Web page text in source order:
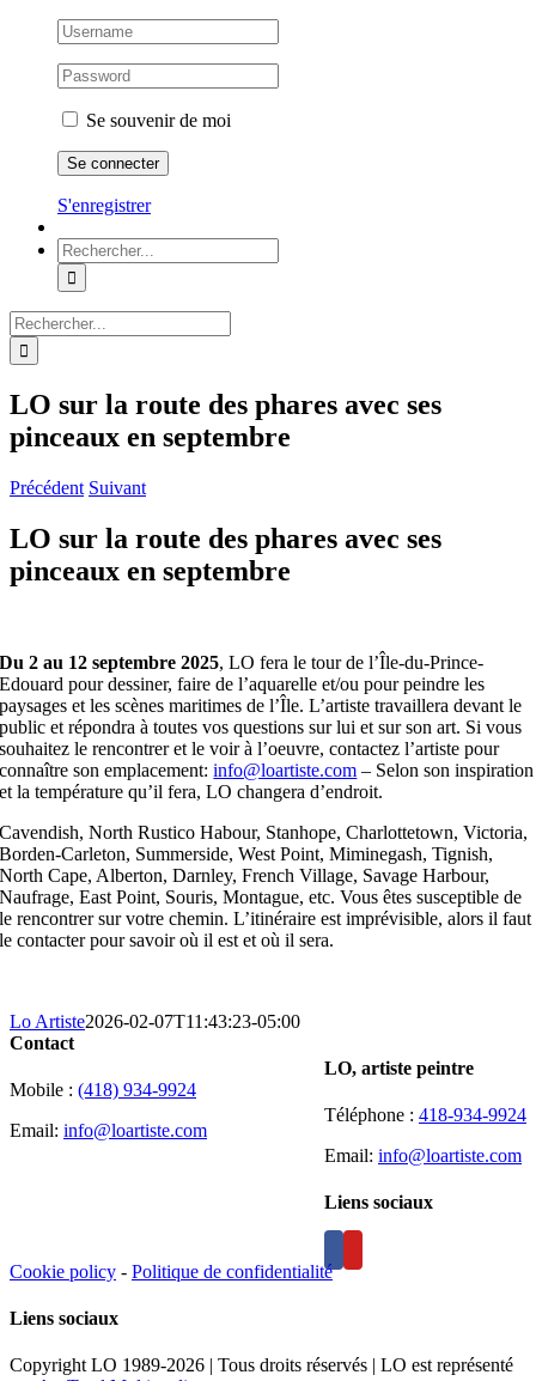
Se souvenir de moi
S'enregistrer
Rechercher:
Rechercher:
LO sur la route des phares avec ses
pinceaux en septembre
Précédent Suivant
LO sur la route des phares avec ses
pinceaux en septembre
Du 2 au 12 septembre 2025, LO fera le tour de l’Île-du-Prince-
Edouard pour dessiner, faire de l’aquarelle et/ou pour peindre les
paysages et les scènes maritimes de l’Île. L’artiste travaillera devant le
public et répondra à toutes vos questions sur lui et sur son art. Si vous
souhaitez le rencontrer et le voir à l’oeuvre, contactez l’artiste pour
connaître son emplacement:info@loartiste.com – Selon son inspiration
et la température qu’il fera, LO changera d’endroit.
Cavendish, North Rustico Habour, Stanhope, Charlottetown, Victoria,
Borden-Carleton, Summerside, West Point, Miminegash, Tignish,
North Cape, Alberton, Darnley, French Village, Savage Harbour,
Naufrage, East Point, Souris, Montague, etc. Vous êtes susceptible de
le rencontrer sur votre chemin. L’itinéraire est imprévisible, alors il faut
le contacter pour savoir où il est et où il sera.
Lo Artiste2026-02-07T11:43:23-05:00
LO, artiste peintre
Téléphone : 418-934-9924
Email: info@loartiste.com
Liens sociaux
Contact
Mobile : (418) 934-9924
Email: info@loartiste.com
Cookie policy - Politique de confidentialité
Liens sociaux
Copyright LO 1989-2026 | Tous droits réservés | LO est représenté